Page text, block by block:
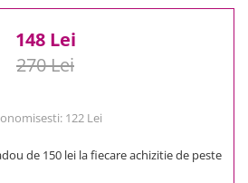
148 Lei
270 Lei
122 Lei
de 150 lei la fiecare achizitie de peste